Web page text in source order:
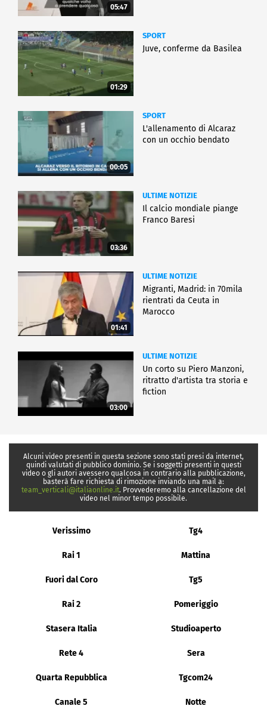
05:47
01:29
SPORT
Juve, conferme da Basilea
00:05
SPORT
L'allenamento di Alcaraz
con un occhio bendato
03:36
ULTIME NOTIZIE
Il calcio mondiale piange
Franco Baresi
01:41
ULTIME NOTIZIE
Migranti, Madrid: in 70mila
rientrati da Ceuta in
Marocco
03:00
ULTIME NOTIZIE
Un corto su Piero Manzoni,
ritratto d'artista tra storia e
fiction
Alcuni video presenti in questa sezione sono stati presi da internet,
quindi valutati di pubblico dominio. Se i soggetti presenti in questi
video o gli autori avessero qualcosa in contrario alla pubblicazione,
basterà fare richiesta di rimozione inviando una mail a:
team_verticali@italiaonline.it. Provvederemo alla cancellazione del
video nel minor tempo possibile.
Verissimo Tg4
Rai 1 Mattina
Fuori dal Coro Tg5
Rai 2 Pomeriggio
Stasera Italia Studioaperto
Rete 4 Sera
Quarta Repubblica Tgcom24
Canale 5 Notte